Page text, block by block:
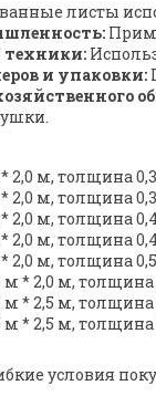
листы
техники:
и упаковки:
2,0 м, толщина
2,0 м, толщина
2,0 м, толщина
2,0 м, толщина
2,0 м, толщина
* 2,0 м,
м * 2,5 м,
* 2,5 м,
условия